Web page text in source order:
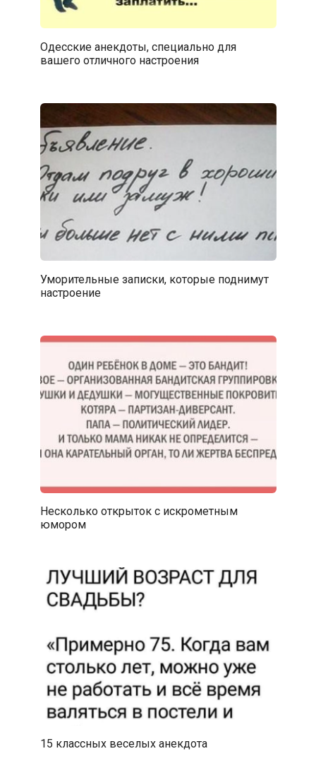
Одесские анекдоты, специально для
вашего отличного настроения
Уморительные записки, которые поднимут
настроение
Несколько открыток с искрометным
юмором
15 классных веселых анекдота